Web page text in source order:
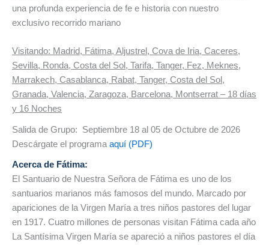
una profunda experiencia de fe e historia con nuestro
exclusivo recorrido mariano
Visitando: Madrid, Fátima, Aljustrel, Cova de Iria, Caceres,
Sevilla, Ronda, Costa del Sol, Tarifa, Tanger, Fez, Meknes,
Marrakech, Casablanca, Rabat, Tanger, Costa del Sol,
Granada, Valencia, Zaragoza, Barcelona, Montserrat – 18 días
y 16 Noches
Salida de Grupo: Septiembre 18 al 05 de Octubre de 2026
Descárgate el programa aquí (PDF)
Acerca de Fátima:
El Santuario de Nuestra Señora de Fátima es uno de los
santuarios marianos más famosos del mundo. Marcado por
apariciones de la Virgen María a tres niños pastores del lugar
en 1917. Cuatro millones de personas visitan Fátima cada año
La Santísima Virgen María se apareció a niños pastores el día